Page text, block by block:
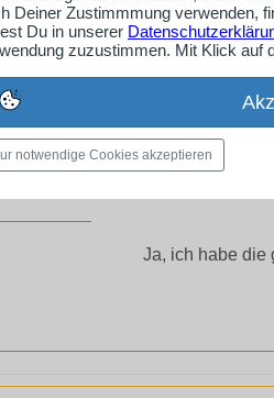
Ja, ich habe die
Deiner Zustimmmung verwenden,
Du in unserer
zuzustimmen. Mit Klick auf
notwendige Cookies akzeptieren